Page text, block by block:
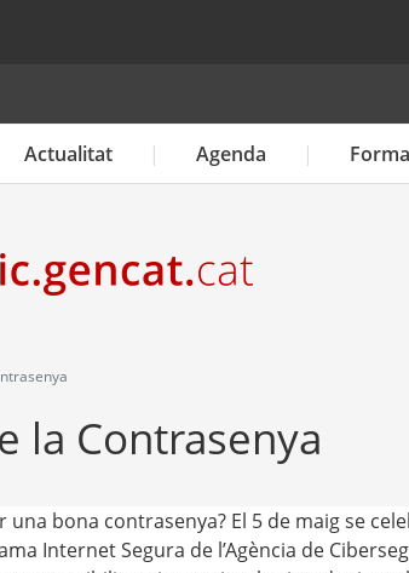
Actualitat Agenda
la Contrasenya
una bona contrasenya? El 5 de maig se
Internet Segura de l’Agència de